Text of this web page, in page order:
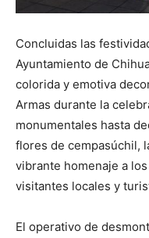
Concluidas las
Ayuntamiento de
colorida y emotiva
Armas durante la
monumentales hasta
flores de cempasúchil,
vibrante homenaje a
visitantes locales y
El operativo de